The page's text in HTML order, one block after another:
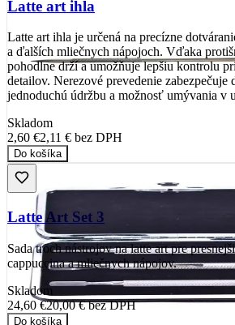
Latte art ihla
Latte art ihla je určená na precízne
a ďalších mliečnych nápojoch. Vďaka
pohodlne drží a umožňuje lepšiu kontrolu
detailov. Nerezové prevedenie zabezpečuje
jednoduchú údržbu a možnosť umývania v
Skladom
2,60 €2,11 € bez DPH
Do košíka
Latte Art Set 3
Sada troch nástrojov na latte art pre
cappuccina a mliečnych nápojov.
Skladom
24,60 €20,00 €bez DPH
Do košíka